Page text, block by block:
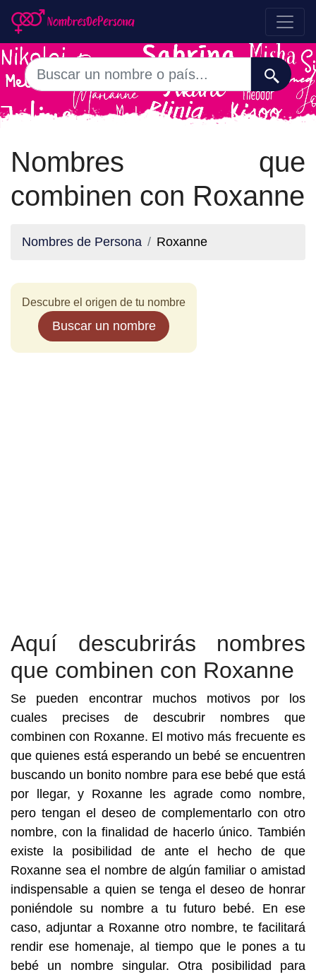
Nombres que
combinen con Roxanne
Nombres de Persona Roxanne
Descubre el origen de tu nombre
Buscar un nombre
Aquí descubrirás nombres
que combinen con Roxanne
Se pueden encontrar muchos motivos por los
cuales precises de descubrir nombres que
combinen con Roxanne. El motivo más frecuente es
que quienes está esperando un bebé se encuentren
buscando un bonito nombre para ese bebé que está
por llegar, y Roxanne les agrade como nombre,
pero tengan el deseo de complementarlo con otro
nombre, con la finalidad de hacerlo único. También
existe la posibilidad de ante el hecho de que
Roxanne sea el nombre de algún familiar o amistad
indispensable a quien se tenga el deseo de honrar
poniéndole su nombre a tu futuro bebé. En ese
caso, adjuntar a Roxanne otro nombre, te facilitará
rendir ese homenaje, al tiempo que le pones a tu
bebé un nombre singular. Otra posibilidad para